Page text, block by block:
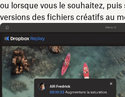
ou lorsque vous le souhaitez,
versions des fichiers créatifs au